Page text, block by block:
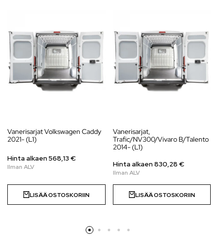
Vanerisarjat Volkswagen Caddy
2021- (L1)
Hinta alkaen568,13 €
LISÄÄ OSTOSKORIIN
Vanerisarjat,
Trafic/NV300/Vivaro B/Talento
2014- (L1)
Hinta alkaen830,28 €
LISÄÄ OSTOSKORIIN